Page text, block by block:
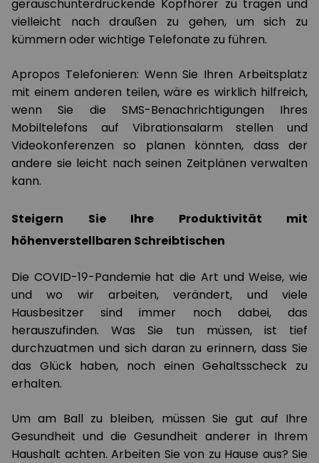
geräuschunterdrückende Kopfhörer zu tragen und
vielleicht nach draußen zu gehen, um sich zu
kümmern oder wichtige Telefonate zu führen.
Apropos Telefonieren: Wenn Sie Ihren Arbeitsplatz
mit einem anderen teilen, wäre es wirklich hilfreich,
wenn Sie die SMS-Benachrichtigungen Ihres
Mobiltelefons auf Vibrationsalarm stellen und
Videokonferenzen so planen könnten, dass der
andere sie leicht nach seinen Zeitplänen verwalten
kann.
Steigern Sie Ihre Produktivität mit
höhenverstellbaren Schreibtischen
Die COVID-19-Pandemie hat die Art und Weise, wie
und wo wir arbeiten, verändert, und viele
Hausbesitzer sind immer noch dabei, das
herauszufinden. Was Sie tun müssen, ist tief
durchzuatmen und sich daran zu erinnern, dass Sie
das Glück haben, noch einen Gehaltsscheck zu
erhalten.
Um am Ball zu bleiben, müssen Sie gut auf Ihre
Gesundheit und die Gesundheit anderer in Ihrem
Haushalt achten. Arbeiten Sie von zu Hause aus? Sie